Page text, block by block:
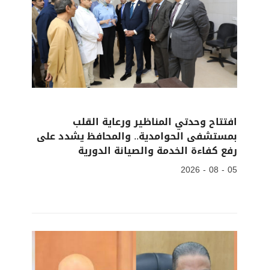
افتتاح وحدتي المناظير ورعاية القلب
بمستشفى الحوامدية.. والمحافظ يشدد على
رفع كفاءة الخدمة والصيانة الدورية
05 - 08 - 2026